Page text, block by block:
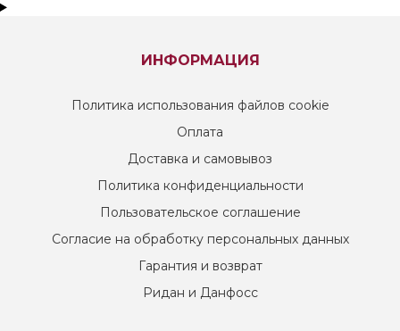
ИНФОРМАЦИЯ
Политика использования файлов cookie
Оплата
Доставка и самовывоз
Политика конфиденциальности
Пользовательское соглашение
Согласие на обработку персональных данных
Гарантия и возврат
Ридан и Данфосс